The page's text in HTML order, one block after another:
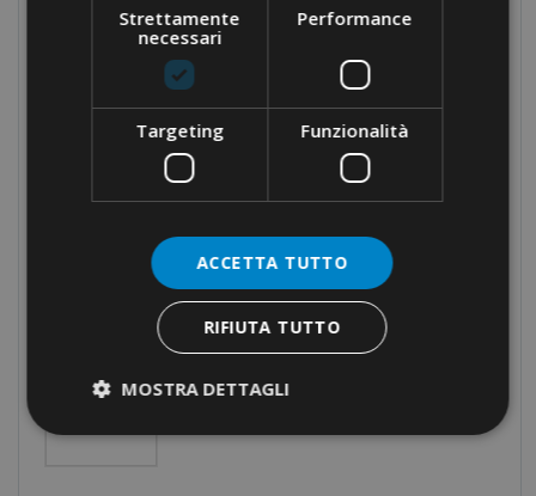
MOST POPULAR
SINGLE CABLE
TERMINAL LUGS FOR COPPER
CONDUCTORS · UNINSULATED
CRIMPING · LATERAL
Strettamente
necessari
Performance
Targeting Funzionalità
ACCETTA TUTTO
RIFIUTA TUTTO
MOSTRA DETTAGLI